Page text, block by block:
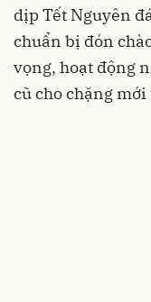
dịp Tết Nguyên
chuẩn bị đón
vọng, hoạt động
cũ cho chặng